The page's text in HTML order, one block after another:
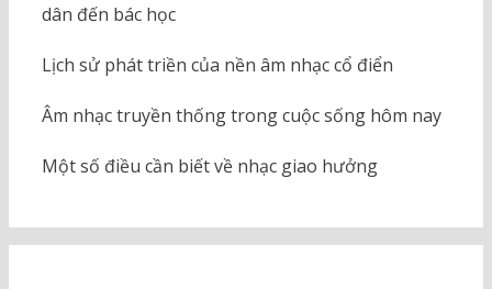
dân đến bác học
Lịch sử phát triền của nền âm nhạc cổ điển
Âm nhạc truyền thống trong cuộc sống hôm nay
Một số điều cần biết về nhạc giao hưởng